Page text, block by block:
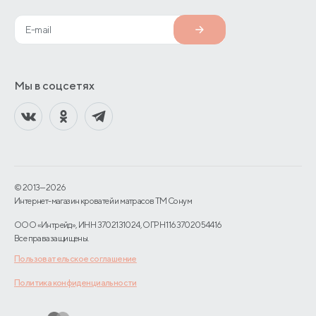
Мы в соцсетях
© 2013—2026
Интернет-магазин кроватей и матрасов TM Сонум
ООО «Интрейд», ИНН 3702131024, ОГРН 1163702054416
Все права защищены.
Пользовательское соглашение
Политика конфиденциальности